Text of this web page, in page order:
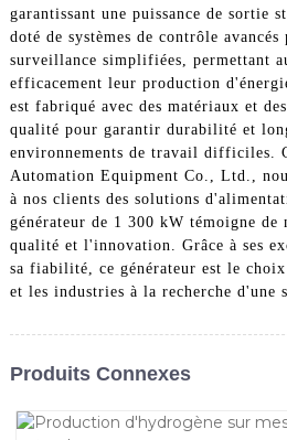
garantissant une puissance de sortie
doté de systèmes de contrôle
surveillance simplifiées, permettant
efficacement leur production
est fabriqué avec des matériaux et
qualité pour garantir durabilité et
environnements de travail difficiles.
Automation Equipment Co., Ltd.,
à nos clients des solutions
générateur de 1 300 kW témoigne de
qualité et l'innovation. Grâce à ses
sa fiabilité, ce générateur est le
et les industries à la recherche d'une
Produits Connexes